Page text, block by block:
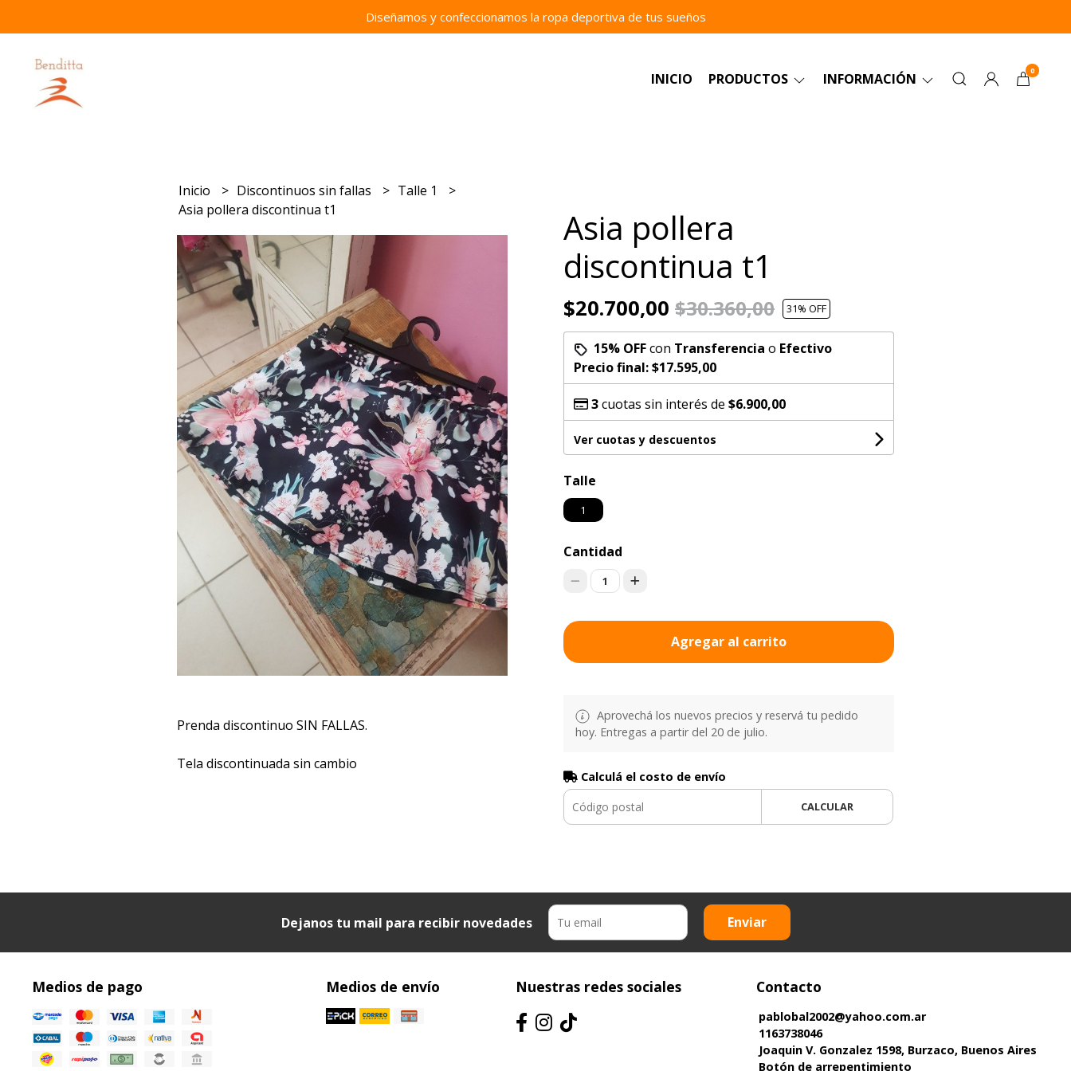
Diseñamos y confeccionamos la ropa deportiva de tus sueños
INICIO PRODUCTOS INFORMACIÓN 0
Inicio Discontinuos sin fallas
Talle 1
Asia pollera discontinua t1
Prenda discontinuo SIN FALLAS.
Tela discontinuada sin cambio
Asia pollera
discontinua t1
$20.700,00 $30.360,00 31% OFF
15% OFFcon Transferencia o Efectivo
Precio final:$17.595,00
3cuotas sin interés de $6.900,00
Ver cuotas y descuentos
Talle
1
Cantidad
1
Agregar al carrito
Aprovechá los nuevos precios y reservá tu pedido
hoy. Entregas a partir del 20 de julio.
Calculá el costo de envío
CALCULAR
Dejanos tu mail para recibir novedades Enviar
Medios de pago Medios de envío Nuestras redes sociales Contacto
pablobal2002@yahoo.com.ar
1163738046
Joaquin V. Gonzalez 1598, Burzaco, Buenos Aires
Botón de arrepentimiento